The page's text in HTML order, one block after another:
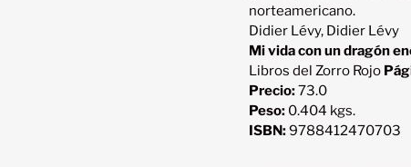
Didier Lévy, Didier Lévy
Mi vida con un dragón
Libros del Zorro Rojo
Precio:73.0
Peso: 0.404 kgs.
ISBN:9788412470703